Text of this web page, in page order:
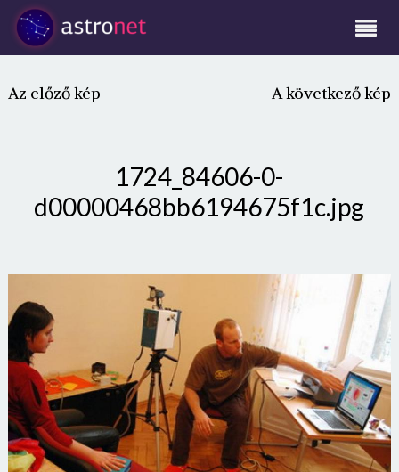
Az előző kép A következő kép
1724_84606-0-
d00000468bb6194675f1c.jpg